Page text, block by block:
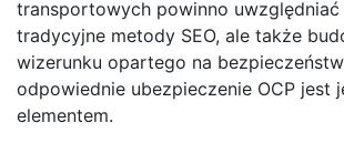
transportowych powinno
tradycyjne metody SEO, ale także
wizerunku opartego na
odpowiednie ubezpieczenie OCP jest
elementem.